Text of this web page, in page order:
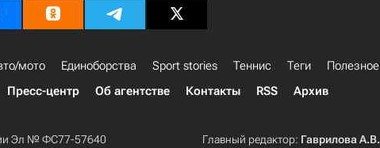
мото Единоборства Sport stories Теннис Теги
Полезное
Пресс-центр Об агентстве Контакты RSS Архив
Эл № ФС77-57640 Главный редактор: Гаврилова А.В.